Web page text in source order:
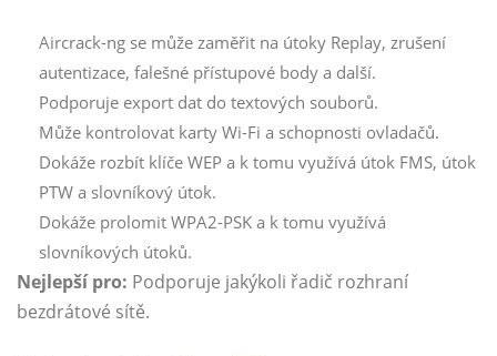
Aircrack-ng se může zaměřit na útoky Replay, zrušení
autentizace, falešné přístupové body a další.
Podporuje export dat do textových souborů.
Může kontrolovat karty Wi-Fi a schopnosti ovladačů.
Dokáže rozbít klíče WEP a k tomu využívá útok FMS, útok
PTW a slovníkový útok.
Dokáže prolomit WPA2-PSK a k tomu využívá
slovníkových útoků.
Nejlepší pro: Podporuje jakýkoli řadič rozhraní
bezdrátové sítě.